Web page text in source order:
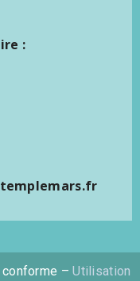
:
conforme –Utilisation